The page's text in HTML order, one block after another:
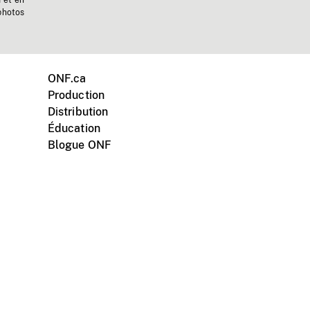
ONF.ca
Production
Distribution
Éducation
Blogue ONF